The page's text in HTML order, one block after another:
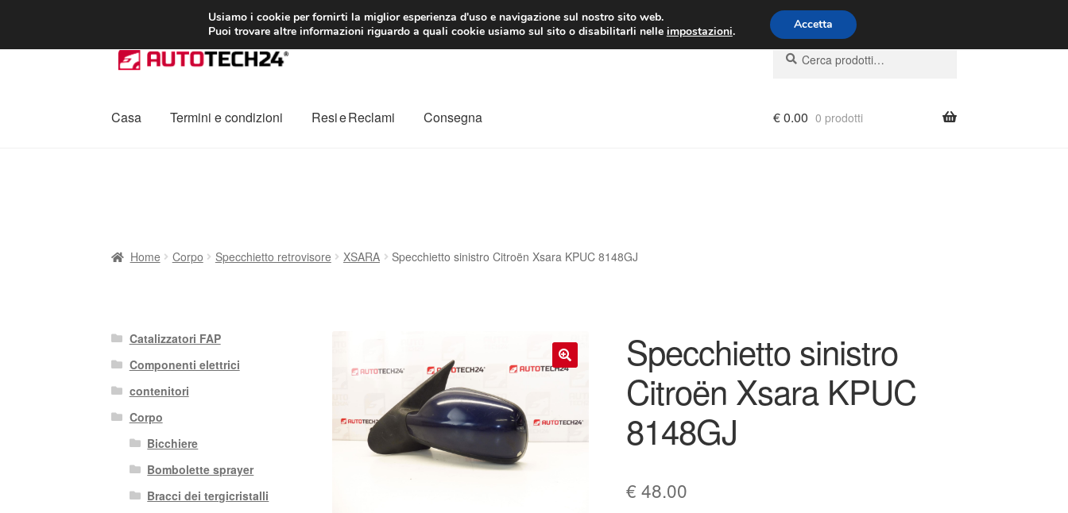
CONSEGNA da 7 EUR Lun-Ven 9:00 - 16:00 800 580 290
Vai
alla
Vai
al
Cerca:
Cerca
Casa Termini e condizioni Resi e Reclami Consegna €0.00 0 prodotti
Home Corpo Specchietto retrovisore XSARA Specchietto sinistro Citroën Xsara KPUC 8148GJ
🔍
Specchietto sinistro
Citroën Xsara KPUC
8148GJ
€ 48.00
Catalizzatori FAP
Componenti elettrici
contenitori
Corpo
Bicchiere
Bombolette sprayer
Bracci dei tergicristalli
Usiamo i cookie per fornirti la miglior esperienza d'uso e navigazione sul nostro sito web.
Puoi trovare altre informazioni riguardo a quali cookie usiamo sul sito o disabilitarli nelle impostazioni. Accetta